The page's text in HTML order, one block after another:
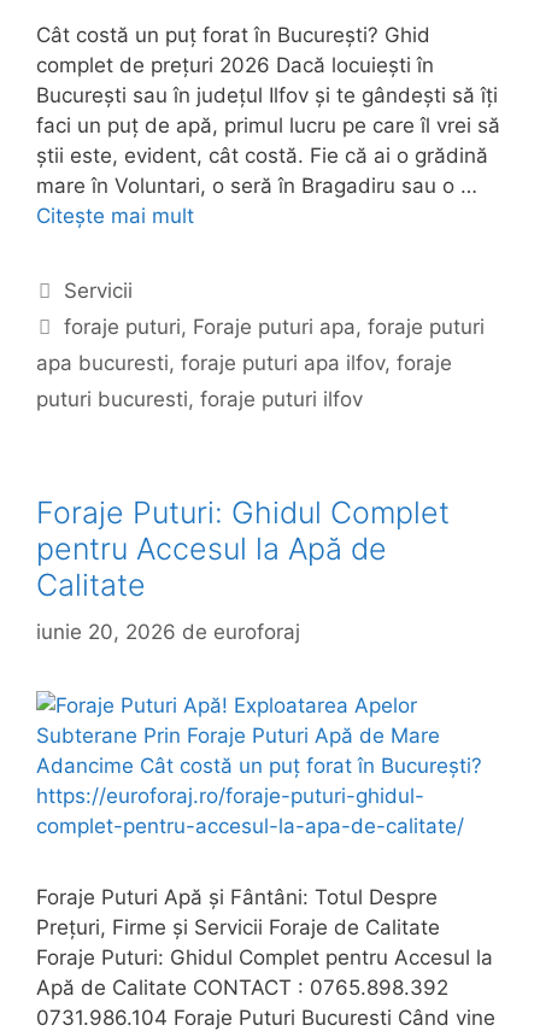
Cât costă un puț forat în București? Ghid
complet de prețuri 2026 Dacă locuiești în
București sau în județul Ilfov și te gândești să îți
faci un puț de apă, primul lucru pe care îl vrei să
știi este, evident, cât costă. Fie că ai o grădină
mare în Voluntari, o seră în Bragadiru sau o …
Citește mai mult
Categorii
Servicii
Etichete
foraje puturi, Foraje puturi apa,foraje puturi
apa bucuresti, foraje puturi apa ilfov, foraje
puturi bucuresti, foraje puturi ilfov
Foraje Puturi: Ghidul Complet
pentru Accesul la Apă de
Calitate
iunie 20, 2026 de euroforaj
Foraje Puturi Apă și Fântâni: Totul Despre
Prețuri, Firme și Servicii Foraje de Calitate
Foraje Puturi: Ghidul Complet pentru Accesul la
Apă de Calitate CONTACT : 0765.898.392
0731.986.104 Foraje Puturi Bucuresti Când vine